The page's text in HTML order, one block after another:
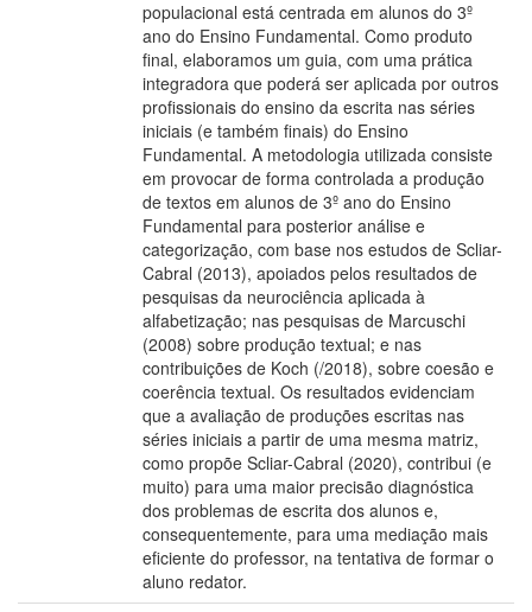
populacional está centrada em alunos do 3º
ano do Ensino Fundamental. Como produto
final, elaboramos um guia, com uma prática
integradora que poderá ser aplicada por outros
profissionais do ensino da escrita nas séries
iniciais (e também finais) do Ensino
Fundamental. A metodologia utilizada consiste
em provocar de forma controlada a produção
de textos em alunos de 3º ano do Ensino
Fundamental para posterior análise e
categorização, com base nos estudos de Scliar-
Cabral (2013), apoiados pelos resultados de
pesquisas da neurociência aplicada à
alfabetização; nas pesquisas de Marcuschi
(2008) sobre produção textual; e nas
contribuições de Koch (/2018), sobre coesão e
coerência textual. Os resultados evidenciam
que a avaliação de produções escritas nas
séries iniciais a partir de uma mesma matriz,
como propõe Scliar-Cabral (2020), contribui (e
muito) para uma maior precisão diagnóstica
dos problemas de escrita dos alunos e,
consequentemente, para uma mediação mais
eficiente do professor, na tentativa de formar o
aluno redator.